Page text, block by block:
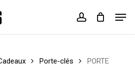
accountClose
Porte-clés
PORTE